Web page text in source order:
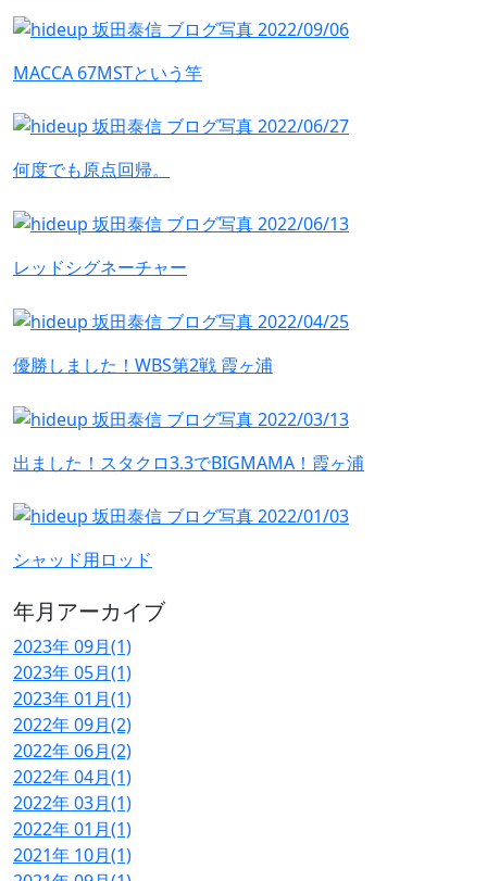
MACCA 67MSTという竿
何度でも原点回帰。
レッドシグネーチャー
優勝しました！WBS第2戦 霞ヶ浦
出ました！スタクロ3.3でBIGMAMA！霞ヶ浦
シャッド用ロッド
年月アーカイブ
2023年 09月(1)
2023年 05月(1)
2023年 01月(1)
2022年 09月(2)
2022年 06月(2)
2022年 04月(1)
2022年 03月(1)
2022年 01月(1)
2021年 10月(1)